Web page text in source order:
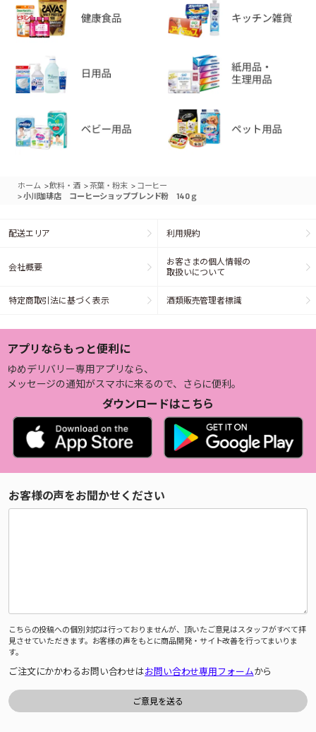
ホーム >飲料・酒 >茶葉・粉末 > コーヒー
>小川珈琲店 コーヒーショップブレンド粉 140ｇ
配送エリア 利用規約
会社概要
お客さまの個人情報の
取扱いについて
特定商取引法に基づく表示 酒類販売管理者標識
アプリならもっと便利に
ゆめデリバリー専用アプリなら、
メッセージの通知がスマホに来るので、さらに便利。
ダウンロードはこちら
お客様の声をお聞かせください
こちらの投稿への個別対応は行っておりませんが、頂いたご意見はスタッフがすべて拝
見させていただきます。お客様の声をもとに商品開発・サイト改善を行ってまいりま
す。
ご注文にかかわるお問い合わせはお問い合わせ専用フォームから